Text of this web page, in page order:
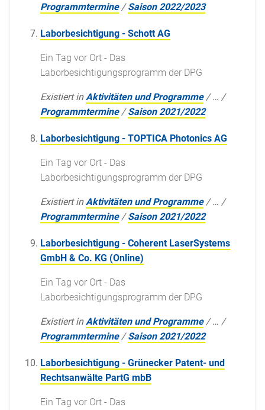
Programmtermine /Saison 2022/2023
Laborbesichtigung - Schott AG
Ein Tag vor Ort - Das
Laborbesichtigungsprogramm der DPG
Existiert in Aktivitäten und Programme /… /
Programmtermine /Saison 2021/2022
Laborbesichtigung - TOPTICA Photonics AG
Ein Tag vor Ort - Das
Laborbesichtigungsprogramm der DPG
Existiert in Aktivitäten und Programme /… /
Programmtermine /Saison 2021/2022
Laborbesichtigung - Coherent LaserSystems
GmbH & Co. KG (Online)
Ein Tag vor Ort - Das
Laborbesichtigungsprogramm der DPG
Existiert in Aktivitäten und Programme /… /
Programmtermine /Saison 2021/2022
Laborbesichtigung - Grünecker Patent- und
Rechtsanwälte PartG mbB
Ein Tag vor Ort - Das